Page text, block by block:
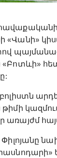
«Վանի»
առայժմ
Փիլոյանը